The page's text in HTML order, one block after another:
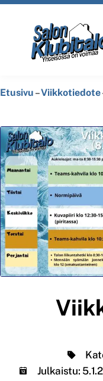
Etusivu –Viikkotiedote
Julkaistu: